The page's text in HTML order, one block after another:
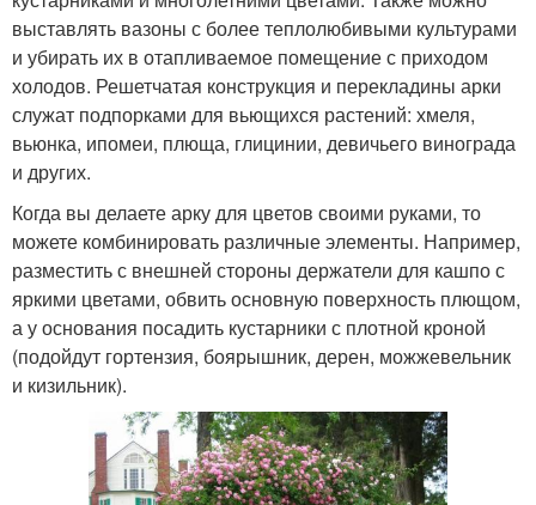
выставлять вазоны с более теплолюбивыми культурами
и убирать их в отапливаемое помещение с приходом
холодов. Решетчатая конструкция и перекладины арки
служат подпорками для вьющихся растений: хмеля,
вьюнка, ипомеи, плюща, глицинии, девичьего винограда
и других.
Когда вы делаете арку для цветов своими руками, то
можете комбинировать различные элементы. Например,
разместить с внешней стороны держатели для кашпо с
яркими цветами, обвить основную поверхность плющом,
а у основания посадить кустарники с плотной кроной
(подойдут гортензия, боярышник, дерен, можжевельник
и кизильник).